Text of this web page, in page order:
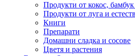
Продукти от кокос,
Продукти от луга и
Книги
Препарати
Домашни сладка и сосове
Цветя и растения